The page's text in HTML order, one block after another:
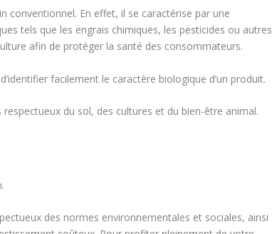
conventionnel. En effet, il se caractérise par une
tels que les engrais chimiques, les pesticides ou autres
afin de protéger la santé des consommateurs.
facilement le caractère biologique d’un produit.
du sol, des cultures et du bien-être animal.
des normes environnementales et sociales, ainsi